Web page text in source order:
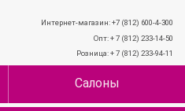
Интернет-магазин: +7 (812) 600-4-300
Опт: + 7 (812) 233-14-50
Розница: + 7 (812) 233-94-11
Салоны